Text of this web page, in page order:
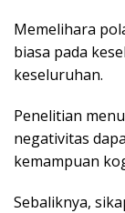
Memelihara
biasa pada
keseluruhan.
Penelitian
negativitas
kemampuan
Sebaliknya,